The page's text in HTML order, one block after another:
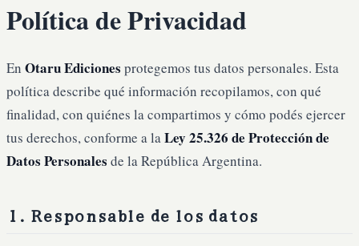
Política de Privacidad
En Otaru Ediciones protegemos tus datos personales. Esta
política describe qué información recopilamos, con qué
finalidad, con quiénes la compartimos y cómo podés ejercer
tus derechos, conforme a laLey 25.326 de Protección de
Datos Personales de la República Argentina.
1. Responsable de los datos